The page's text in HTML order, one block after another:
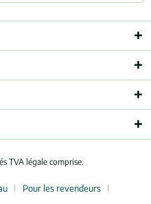
TVA légale comprise.
Pour les revendeurs